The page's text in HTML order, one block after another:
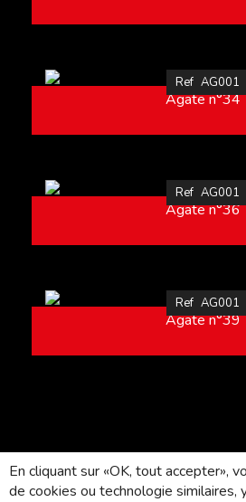
Ref AG001
Agate n°34
Ref AG001
Agate n°36
Ref AG001
Agate n°39
En cliquant sur «OK, tout accepter»,
de cookies ou technologie similaires,